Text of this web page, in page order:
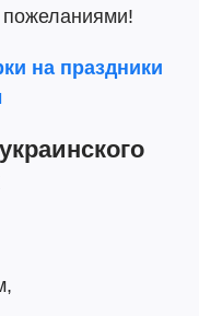
на праздники